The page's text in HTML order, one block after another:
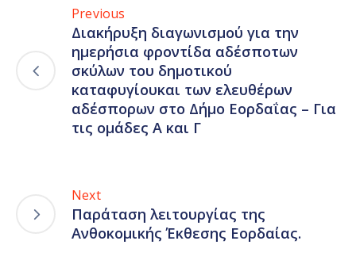
Previous
Διακήρυξη διαγωνισμού για την
ημερήσια φροντίδα αδέσποτων
σκύλων του δημοτικού
καταφυγίουκαι των ελευθέρων
αδέσπορων στο Δήμο Εορδαΐας – Για
τις ομάδες Α και Γ
Next
Παράταση λειτουργίας της
Ανθοκομικής Έκθεσης Εορδαίας.